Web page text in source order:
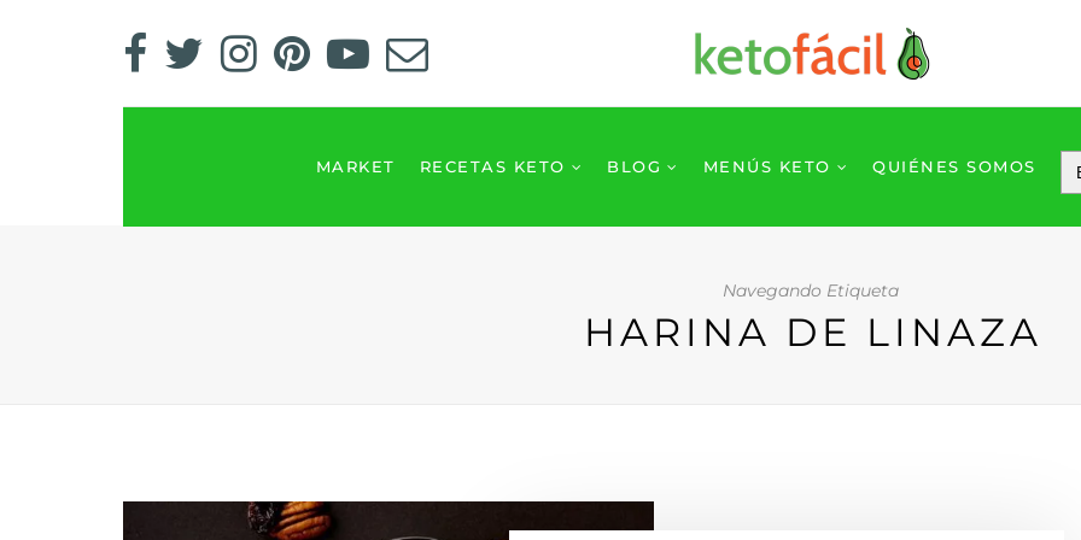
MARKET RECETAS KETO BLOG MENÚS KETO QUIÉNES SOMOS
Navegando Etiqueta
HARINA DE LINAZA